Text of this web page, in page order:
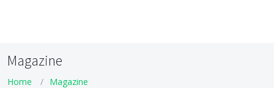
Magazine
Home
Magazine